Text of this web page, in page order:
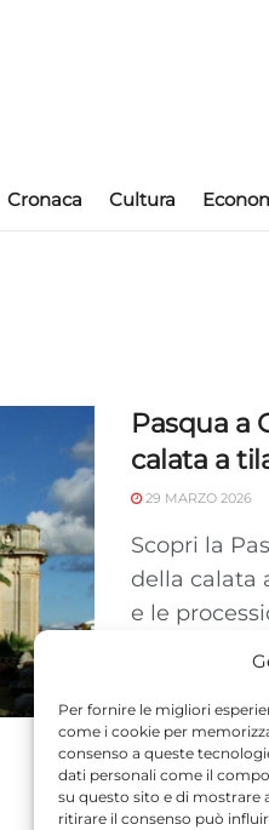
Per fornire le migliori
come i cookie per
consenso a queste
dati personali come il
su questo sito e di mostrare
ritirare il consenso può
Cronaca Cultura
Pasqua a
calata a
29 MARZO 2026
Scopri la
della calata
e le